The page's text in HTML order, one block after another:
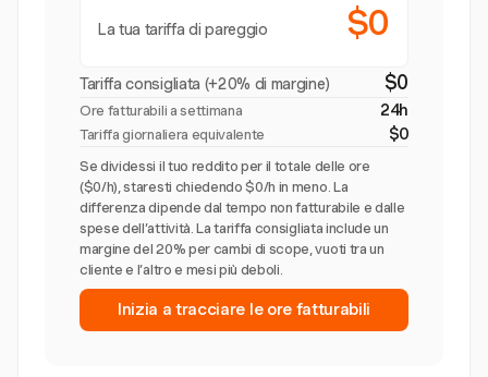
La tua tariffa di pareggio $0
Tariffa consigliata (+20% di margine) $0
Ore fatturabili a settimana 24h
Tariffa giornaliera equivalente $0
Se dividessi il tuo reddito per il totale delle ore
($0/h), staresti chiedendo $0/h in meno. La
differenza dipende dal tempo non fatturabile e dalle
spese dell’attività. La tariffa consigliata include un
margine del 20% per cambi di scope, vuoti tra un
cliente e l’altro e mesi più deboli.
Inizia a tracciare le ore fatturabili